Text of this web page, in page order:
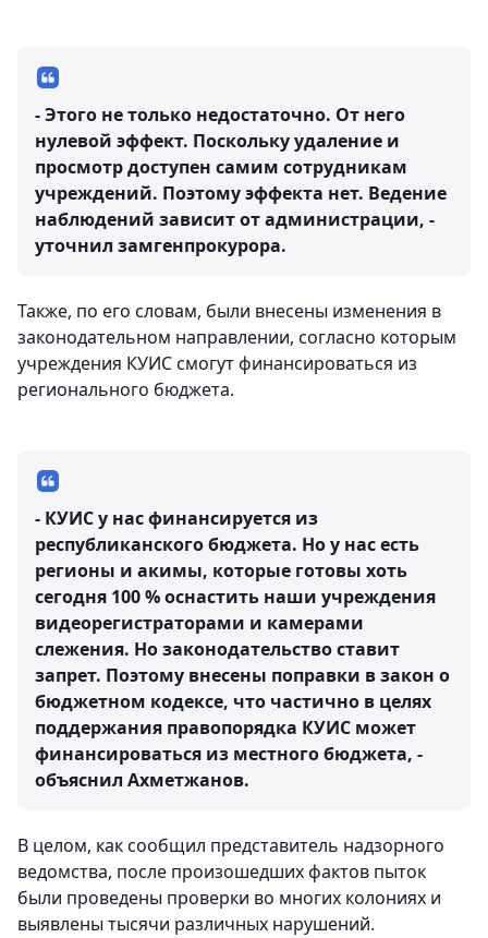
- Этого не только недостаточно. От него
нулевой эффект. Поскольку удаление и
просмотр доступен самим сотрудникам
учреждений. Поэтому эффекта нет. Ведение
наблюдений зависит от администрации, -
уточнил замгенпрокурора.
Также, по его словам, были внесены изменения в
законодательном направлении, согласно которым
учреждения КУИС смогут финансироваться из
регионального бюджета.
- КУИС у нас финансируется из
республиканского бюджета. Но у нас есть
регионы и акимы, которые готовы хоть
сегодня 100 % оснастить наши учреждения
видеорегистраторами и камерами
слежения. Но законодательство ставит
запрет. Поэтому внесены поправки в закон о
бюджетном кодексе, что частично в целях
поддержания правопорядка КУИС может
финансироваться из местного бюджета, -
объяснил Ахметжанов.
В целом, как сообщил представитель надзорного
ведомства, после произошедших фактов пыток
были проведены проверки во многих колониях и
выявлены тысячи различных нарушений.